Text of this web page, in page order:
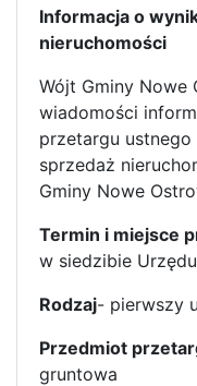
Informacja o
nieruchomości
Wójt Gminy Nowe
wiadomości
przetargu
sprzedaż
Gminy Nowe
Termin i miejsce
w siedzibie
Rodzaj- pierwszy
Przedmiot
gruntowa